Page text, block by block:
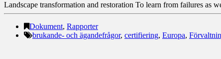
Landscape transformation and restoration To learn from failures as
Dokument, Rapporter
brukande- och ägandefrågor, certifiering, Europa,